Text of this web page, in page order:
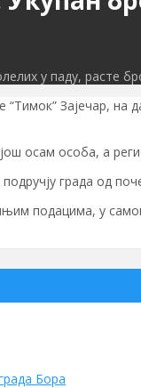
у паду, расте
Зајечар,
осам особа, а
града од
подацима, у
Бора